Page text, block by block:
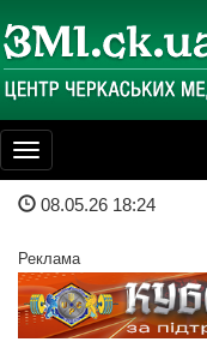
Toggle
navigation
08.05.26 18:24
Реклама